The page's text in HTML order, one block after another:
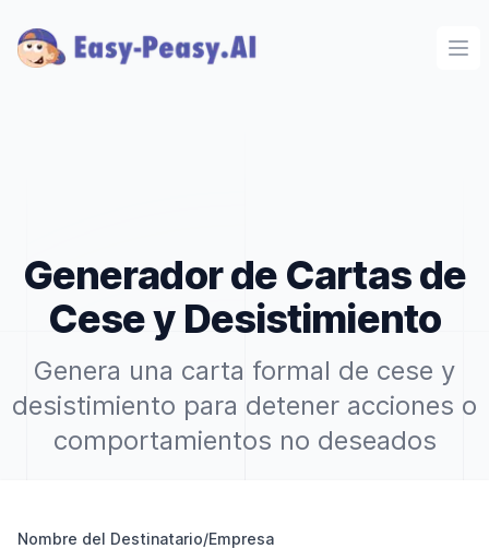
Generador de Cartas de
Cese y Desistimiento
Genera una carta formal de cese y
desistimiento para detener acciones o
comportamientos no deseados
Nombre del Destinatario/Empresa